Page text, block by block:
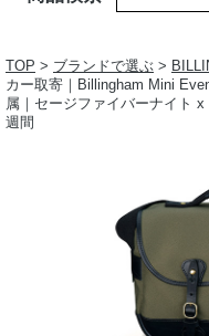
TOP > ブランドで選ぶ >
カー取寄｜Billingham Mini
属｜セージファイバーナイト
週間